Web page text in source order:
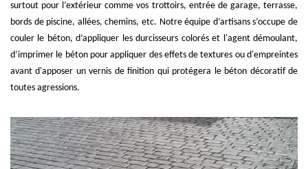
surtout pour l’extérieur comme vos trottoirs, entrée de garage, terrasse,
bords de piscine, allées, chemins, etc. Notre équipe d’artisans s’occupe de
couler le béton, d’appliquer les durcisseurs colorés et l'agent démoulant,
d’imprimer le béton pour appliquer des effets de textures ou d'empreintes
avant d'apposer un vernis de finition qui protégera le béton décoratif de
toutes agressions.